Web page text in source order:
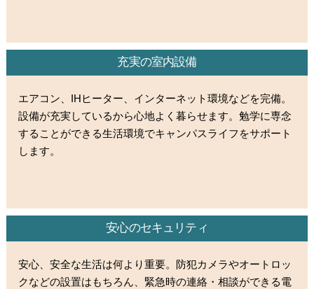
充実の室内設備
エアコン、IHヒーター、インターネット環境などを完備。
設備が充実しているから心地よく暮らせます。勉学に専念
することができる生活環境でキャンパスライフをサポート
します。
安心のセキュリティ
安心、安全な生活は何より重要。防犯カメラやオートロッ
クなどの設置はもちろん、緊急時の連絡・相談ができる電